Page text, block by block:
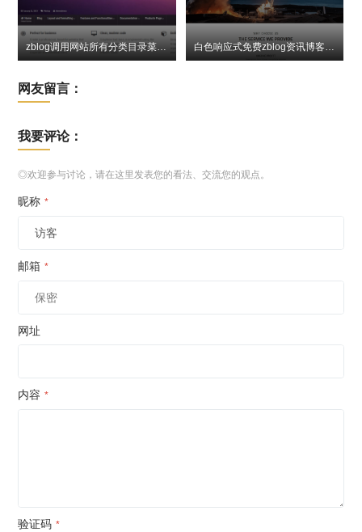
zblog调用网站所有分类目录菜单链接的代码 白色响应式免费zblog资讯博客主题爱源码
网友留言：
我要评论：
◎欢迎参与讨论，请在这里发表您的看法、交流您的观点。
昵称 *
邮箱 *
网址
内容 *
验证码 *